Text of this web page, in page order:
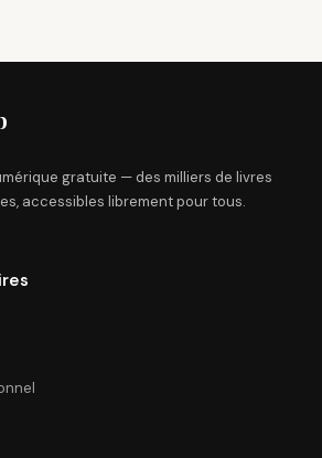
gratuite — des milliers de livres
accessibles librement pour tous.